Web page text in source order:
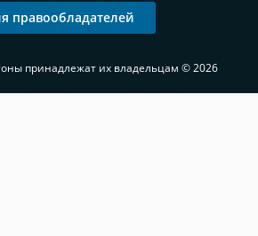
правообладателей
принадлежат их владельцам © 2026